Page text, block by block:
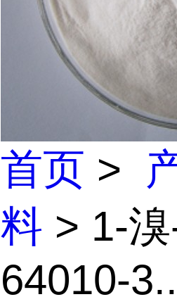
首页 >
料 > 1-
64010-